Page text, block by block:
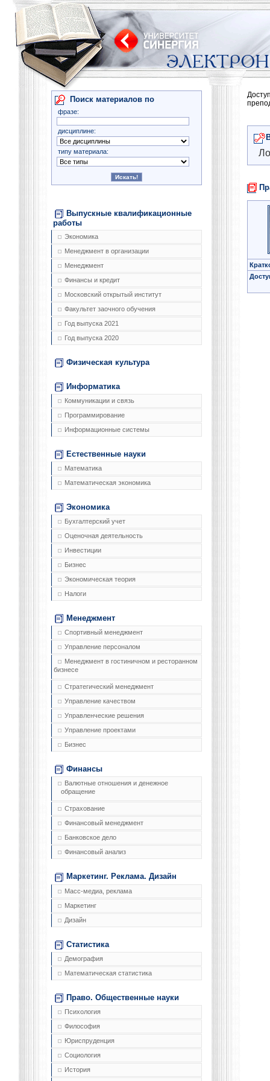
Поиск материалов по
фразе:
дисциплине:
типу материала:
Выпускные квалификационные
работы
Экономика
Менеджмент в организации
Менеджмент
Финансы и кредит
Московский открытый институт
Факультет заочного обучения
Год выпуска 2021
Год выпуска 2020
Физическая культура
Информатика
Коммуникации и связь
Программирование
Информационные системы
Естественные науки
Математика
Математическая экономика
Экономика
Бухгалтерский учет
Оценочная деятельность
Инвестиции
Бизнес
Экономическая теория
Налоги
Менеджмент
Спортивный менеджмент
Управление персоналом
Менеджмент в гостиничном и ресторанном
бизнесе
Стратегический менеджмент
Управление качеством
Управленческие решения
Управление проектами
Бизнес
Финансы
Валютные отношения и денежное
обращение
Страхование
Финансовый менеджмент
Банковское дело
Финансовый анализ
Маркетинг. Реклама. Дизайн
Масс-медиа, реклама
Маркетинг
Дизайн
Статистика
Демография
Математическая статистика
Право. Общественные науки
Психология
Философия
Юриспруденция
Социология
История